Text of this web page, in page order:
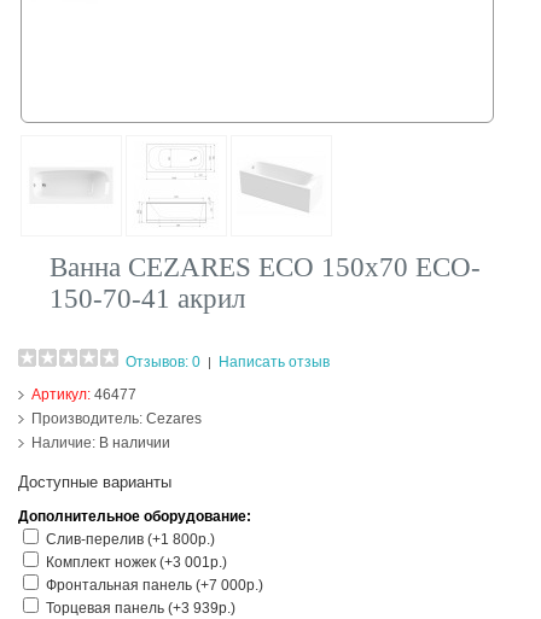
Ванна CEZARES ECO 150х70 ECO-
150-70-41 акрил
Отзывов: 0
Написать отзыв
Артикул:46477
Производитель: Cezares
Наличие: В наличии
Доступные варианты
Дополнительное оборудование:
Слив-перелив (+1 800р.)
Комплект ножек (+3 001р.)
Фронтальная панель (+7 000р.)
Торцевая панель (+3 939р.)